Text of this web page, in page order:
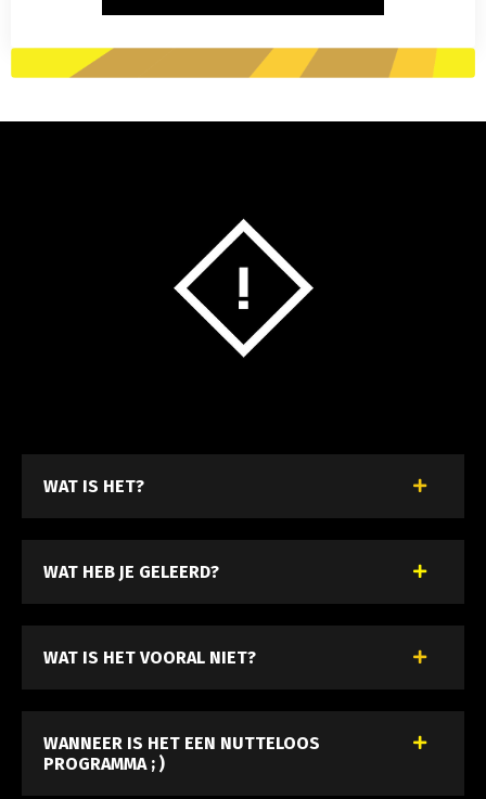
WAT IS HET?
WAT HEB JE GELEERD?
WAT IS HET VOORAL NIET?
WANNEER IS HET EEN NUTTELOOS
PROGRAMMA ; )